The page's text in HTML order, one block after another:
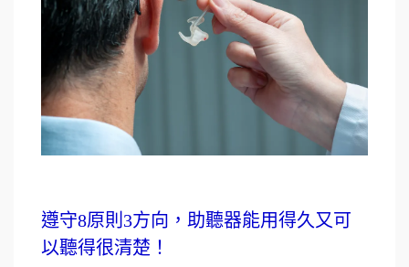
遵守8原則3方向，助聽器能用得久又可
以聽得很清楚！